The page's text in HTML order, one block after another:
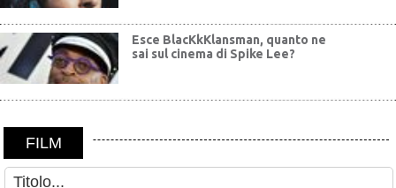
Esce BlacKkKlansman, quanto ne
sai sul cinema di Spike Lee?